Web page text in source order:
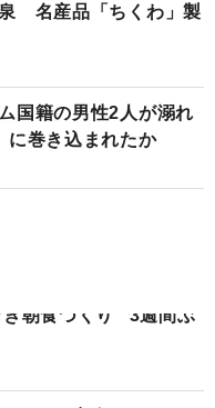
名産品「ちくわ」製
国籍の男性2人が溺れ
巻き込まれたか
朝食づくり “3週間ぶ